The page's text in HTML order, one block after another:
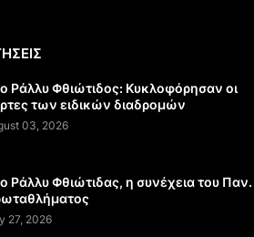
Ράλλυ Φθιώτιδος: Κυκλοφόρησαν οι
των ειδικών διαδρομών
03, 2026
Ράλλυ Φθιώτιδας, η συνέχεια του Παν.
27, 2026